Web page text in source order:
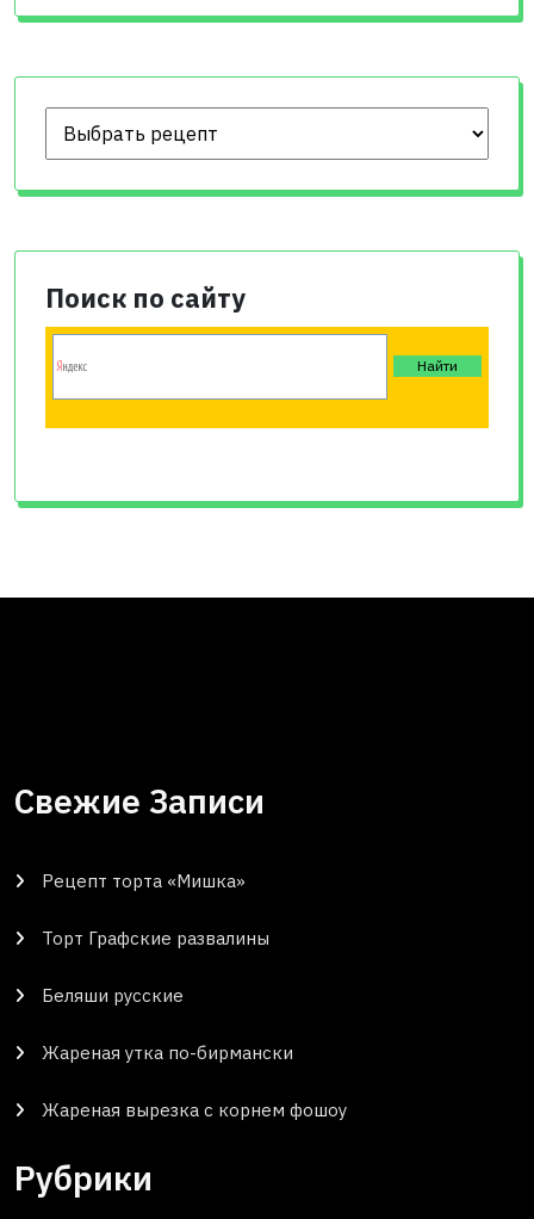
Поиск по сайту
Свежие Записи
Рецепт торта «Мишка»
Торт Графские развалины
Беляши русские
Жареная утка по-бирмански
Жареная вырезка с корнем фошоу
Рубрики